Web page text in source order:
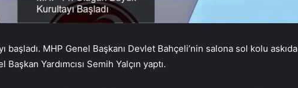
başladı. MHP Genel Başkanı Devlet Bahçeli’nin salona sol kolu askıda
Başkan Yardımcısı Semih Yalçın yaptı.